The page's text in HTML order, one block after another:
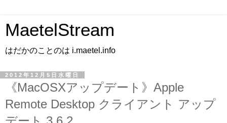
MaetelStream
はだかのことのは i.maetel.info
2012年12月5日水曜日
《MacOSXアップデート》Apple
Remote Desktop クライアント アップ